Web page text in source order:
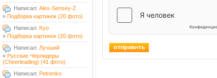
Написал: Alex-Sensey-Z
» Подборка картинок (20 фото)
Написал: Kyo
» Подборка картинок (20 фото)
Написал: Лучший
» Русские Черлидеры
(Cheerleading) (41 фото)
Написал: Petrenko